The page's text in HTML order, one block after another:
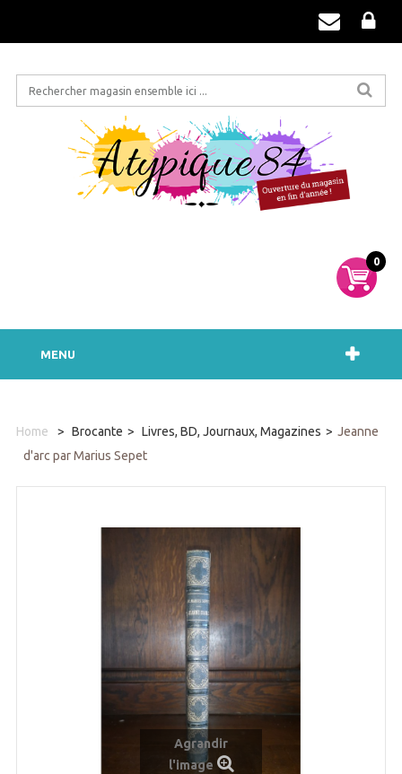
0
MENU
Home > Brocante > Livres, BD, Journaux, Magazines > Jeanne
d'arc par Marius Sepet
Agrandir
l'image